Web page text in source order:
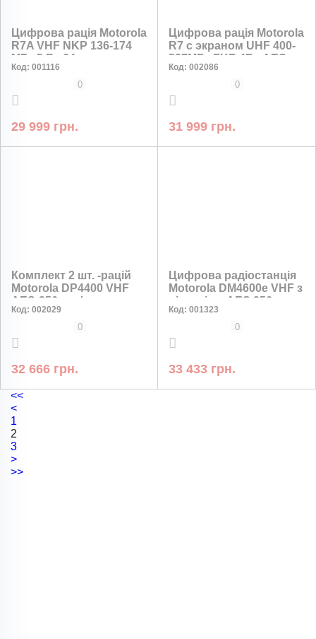
Цифрова рація Motorola
R7A VHF NKP 136-174
МГц 5 Вт 64 канали
AES-256
Код: 001116
0
29 999 грн.
Цифрова рація Motorola
R7 с экраном UHF 400-
527МГц FKP 4Вт AES-
256
Код: 002086
0
31 999 грн.
Комплект 2 шт. -рацій
Motorola DP4400 VHF
AES-256 шифрування
Код: 002029
0
32 666 грн.
Цифрова радіостанція
Motorola DM4600e VHF з
ліцензією AES 256
Код: 001323
0
33 433 грн.
<<
<
1
2
3
>
>>